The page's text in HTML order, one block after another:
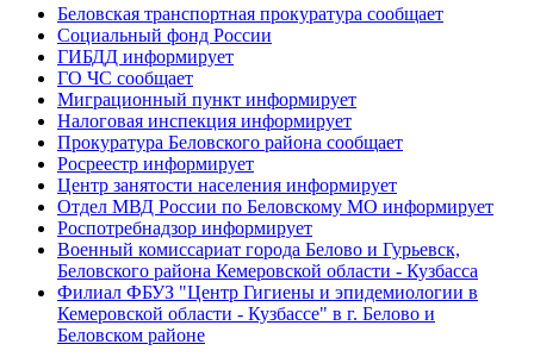
Беловская транспортная прокуратура сообщает
Социальный фонд России
ГИБДД информирует
ГО ЧС сообщает
Миграционный пункт информирует
Налоговая инспекция информирует
Прокуратура Беловского района сообщает
Росреестр информирует
Центр занятости населения информирует
Отдел МВД России по Беловскому МО информирует
Роспотребнадзор информирует
Военный комиссариат города Белово и Гурьевск,
Беловского района Кемеровской области - Кузбасса
Филиал ФБУЗ "Центр Гигиены и эпидемиологии в
Кемеровской области - Кузбассе" в г. Белово и
Беловском районе